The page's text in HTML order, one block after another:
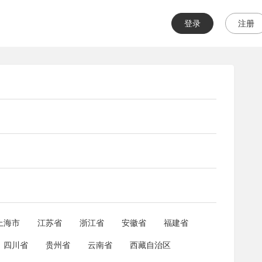
登录 注册
海市 江苏省 浙江省 安徽省 福建省
四川省 贵州省 云南省 西藏自治区